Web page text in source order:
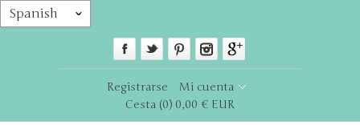
Spanish ˇ
Registrarse
Mi cuenta
Cesta (0) 0,00 € EUR